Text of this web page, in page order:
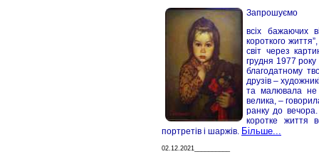
Запрошуємо
всіх бажаючих
короткого
світ через
грудня 1977 року
благодатному
друзів –
та малювала не
велика, –
ранку до
коротке життя
портретів і шаржів. Більше...
02.12.2021__________